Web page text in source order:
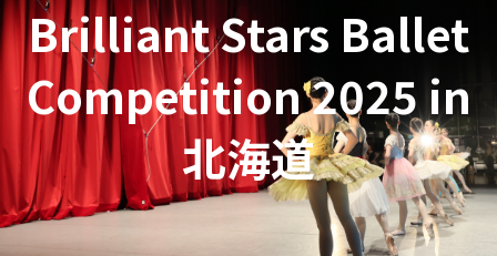
Brilliant Stars Ballet
Competition 2025 in
北海道